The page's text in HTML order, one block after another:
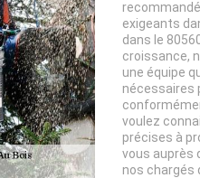
exigeants
dans le
croissance,
une équipe
nécessaires
voulez
précises à
vous auprès
nos chargés